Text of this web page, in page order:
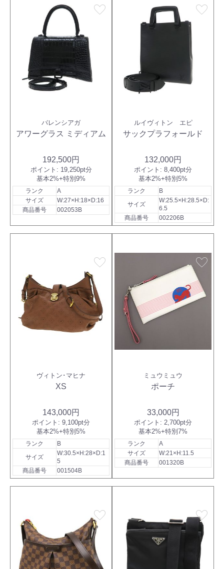
favorite
バレンシアガ
アワーグラス ミディアム
192,500円
ポイント: 19,250pt分
基本2%+特別9%
ランク
A
サイズ
W:27×H:18×D:16
商品番号
002053B
favorite
ルイヴィトン エピ
サックプラフォールド
132,000円
ポイント: 8,400pt分
基本2%+特別5%
ランク
B
サイズ
W:25.5×H:28.5×D:
6.5
商品番号
002206B
favorite
ヴィトン･マヒナ
XS
143,000円
ポイント: 9,100pt分
基本2%+特別5%
ランク
B
サイズ
W:30.5×H:28×D:1
5
商品番号
001504B
favorite
ミュウミュウ
ポーチ
33,000円
ポイント: 2,700pt分
基本2%+特別7%
ランク
A
サイズ
W:21×H:11.5
商品番号
001320B
favorite favorite